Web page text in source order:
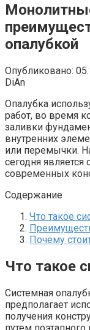
опалубкой
Опубликовано:
DiAn
Опалубка
работ, во время
заливки
внутренних
или перемычки.
сегодня
современных
Содержание
Что такое
Почему
Что такое
Системная
предполагает
получения
путем